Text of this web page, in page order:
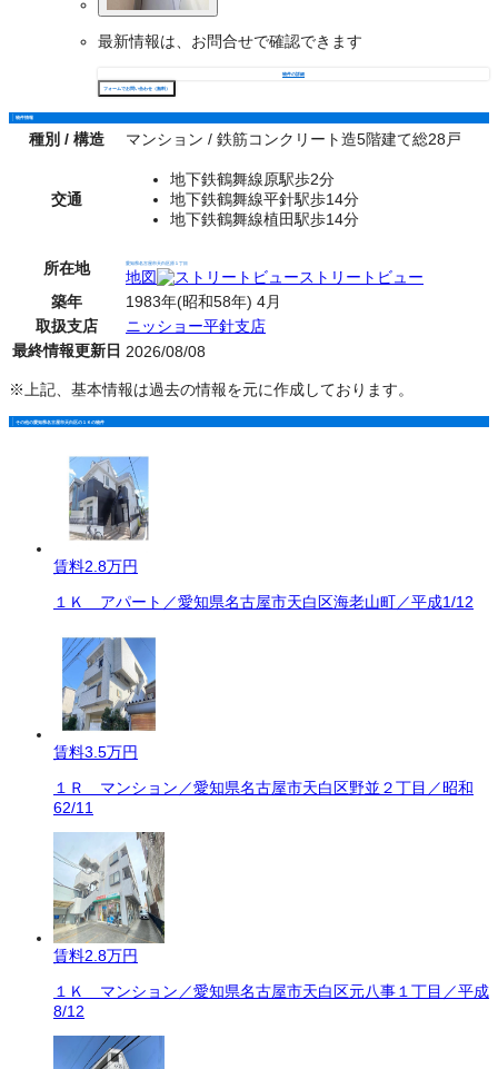
最新情報は、お問合せで確認できます
物件の詳細
フォームでお問い合わせ（無料）
物件情報
種別 / 構造 マンション / 鉄筋コンクリート造5階建て総28戸
交通
地下鉄鶴舞線原駅歩2分
地下鉄鶴舞線平針駅歩14分
地下鉄鶴舞線植田駅歩14分
所在地 愛知県名古屋市天白区原１丁目
地図
ストリートビュー
築年
1983年(昭和58年) 4月
取扱支店
ニッショー平針支店
最終情報更新日 2026/08/08
※上記、基本情報は過去の情報を元に作成しております。
その他の愛知県名古屋市天白区の１Ｋの物件
賃料2.8万円
１Ｋ アパート／愛知県名古屋市天白区海老山町／平成1/12
賃料3.5万円
１Ｒ マンション／愛知県名古屋市天白区野並２丁目／昭和
62/11
賃料2.8万円
１Ｋ マンション／愛知県名古屋市天白区元八事１丁目／平成
8/12